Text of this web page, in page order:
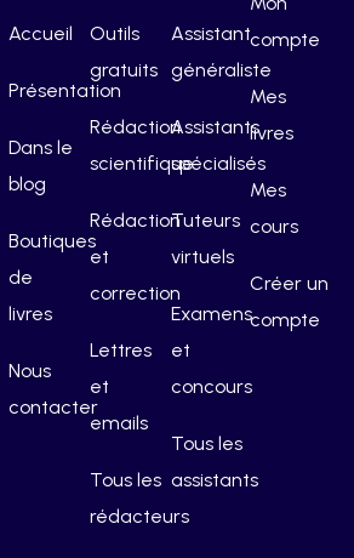
Accueil
Présentation
Dans le
blog
Boutiques
de
livres
Nous
contacter
Outils
gratuits
Rédaction
scientifique
Rédaction
et
correction
Lettres
et
emails
Tous les
rédacteurs
Assistant
généraliste
Assistants
spécialisés
Tuteurs
virtuels
Examens
et
concours
Tous les
assistants
compte
Mes
livres
Mes
cours
Créer un
compte